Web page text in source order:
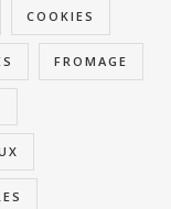
COOKIES
FROMAGE